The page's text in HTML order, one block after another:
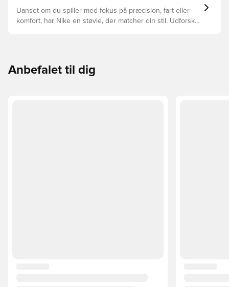
Uanset om du spiller med fokus på præcision, fart eller
komfort, har Nike en støvle, der matcher din stil. Udforsk
Anbefalet til dig